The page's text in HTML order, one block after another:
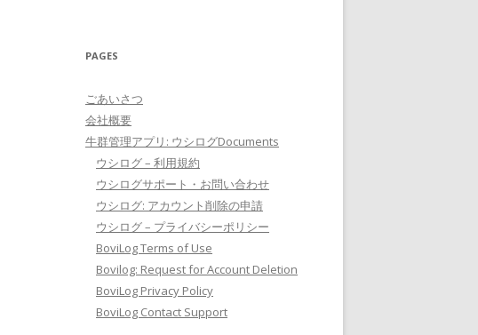
PAGES
ごあいさつ
会社概要
牛群管理アプリ: ウシログDocuments
ウシログ – 利用規約
ウシログサポート・お問い合わせ
ウシログ: アカウント削除の申請
ウシログ – プライバシーポリシー
BoviLog Terms of Use
Bovilog: Request for Account Deletion
BoviLog Privacy Policy
BoviLog Contact Support